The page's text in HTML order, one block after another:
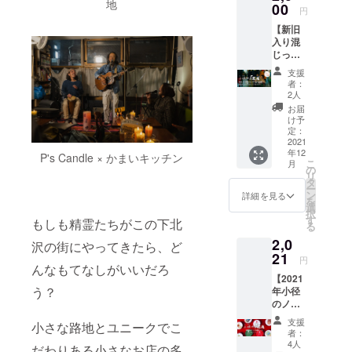
地
P's Candle × かまいキッチン
もしも精霊たちがこの下北
沢の街にやってきたら、ど
んなもてなしがいいだろ
う？
小さな路地とユニークでこ
トで
催に必
要な予
算や人
員リ
ソース
など、
すべて
下北沢
を愛す
る有志
のボラ
ンティ
アでま
かなっ
事開催
できる
よう、
あなた
の力を
ぜひお
貸しく
ださ
い。支
アーで
す。全
部回っ
て見て
欲しい
けど、
下北沢
は道が
わかり
にく
い！そ
こで、
キャン
ドルを
全部回
るツ
た。
キャン
アー
ティス
トのデ
コレー
ション
は、お
00 円
【新旧
入り混
じった
〝今〟
の下北
沢を味
わいな
がら
キャン
ドルツ
アー】
2013年
春の小
田急線
の地下
北沢は
大きな
変化の
時を迎
えてき
まし
た。来
年春に
は、そ
支援
者：
2人
お届
け予
定：
2021
年12
月
詳細を見る
こ
の
リ
タ
ー
ン
を
選
択
す
る
2,0
21 円
【2021
年小径
のノエ
ル缶
バッヂ5
個詰め
支援
者：
4人